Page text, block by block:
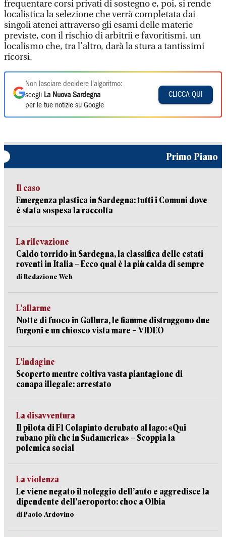
frequentare corsi privati di sostegno e, poi, si rende
localistica la selezione che verrà completata dai
singoli atenei attraverso gli esami delle materie
previste, con il rischio di arbitrii e favoritismi. un
localismo che, tra l’altro, darà la stura a tantissimi
ricorsi.
Non lasciare decidere l'algoritmo:
scegli La Nuova Sardegna
per le tue notizie su Google
CLICCA QUI
Primo Piano
Il caso
Emergenza plastica in Sardegna: tutti i Comuni dove
è stata sospesa la raccolta
La rilevazione
Caldo torrido in Sardegna, la classifica delle estati
roventi in Italia – Ecco qual è la più calda di sempre
di Redazione Web
L’allarme
Notte di fuoco in Gallura, le fiamme distruggono due
furgoni e un chiosco vista mare – VIDEO
L’indagine
Scoperto mentre coltiva vasta piantagione di
canapa illegale: arrestato
La disavventura
Il pilota di F1 Colapinto derubato al lago: «Qui
rubano più che in Sudamerica» – Scoppia la
polemica social
La violenza
Le viene negato il noleggio dell’auto e aggredisce la
dipendente dell’aeroporto: choc a Olbia
di Paolo Ardovino